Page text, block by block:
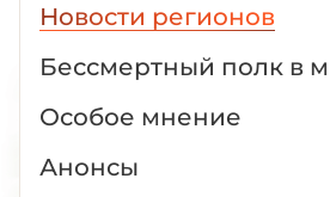
Новости регионов
Бессмертный полк в
Особое мнение
Анонсы